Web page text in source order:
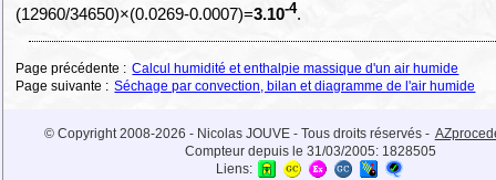
(12960/34650)×(0.0269-0.0007)=3.10-4.
Page précédente : Calcul humidité et enthalpie massique d'un air humide
Page suivante : Séchage par convection, bilan et diagramme de l'air humide
© Copyright 2008-2026 - Nicolas JOUVE - Tous droits réservés -
Compteur depuis le 31/03/2005: 1828505
Liens: